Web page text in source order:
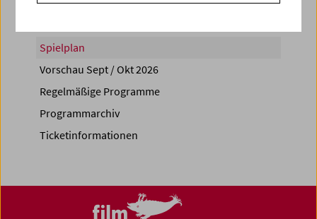
Spielplan
Vorschau Sept / Okt 2026
Regelmäßige Programme
Programmarchiv
Ticketinformationen